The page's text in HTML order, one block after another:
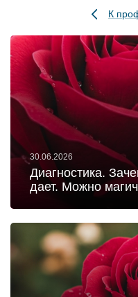
К
30.06.2026
Диагностика.
дает. Можно